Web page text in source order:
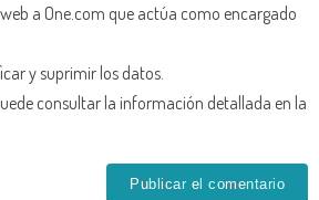
a One.com que actúa como encargado
y suprimir los datos.
consultar la información detallada en la